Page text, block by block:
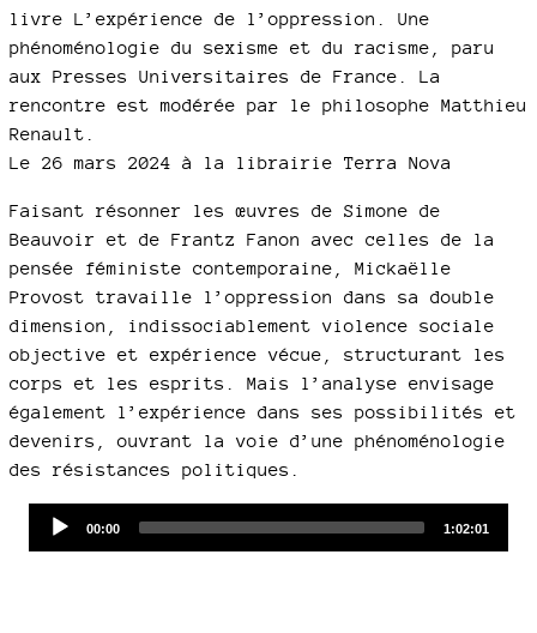
livre L’expérience de l’oppression. Une
phénoménologie du sexisme et du racisme, paru
aux Presses Universitaires de France. La
rencontre est modérée par le philosophe Matthieu
Renault.
Le 26 mars 2024 à la librairie Terra Nova
Faisant résonner les œuvres de Simone de
Beauvoir et de Frantz Fanon avec celles de la
pensée féministe contemporaine, Mickaëlle
Provost travaille l’oppression dans sa double
dimension, indissociablement violence sociale
objective et expérience vécue, structurant les
corps et les esprits. Mais l’analyse envisage
également l’expérience dans ses possibilités et
devenirs, ouvrant la voie d’une phénoménologie
des résistances politiques.
Current
00:00
Total
1:02:01